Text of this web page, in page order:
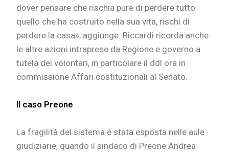
dover pensare che rischia pure di perdere tutto
quello che ha costruito nella sua vita, rischi di
perdere la casa», aggiunge. Riccardi ricorda anche
le altre azioni intraprese da Regione e governo a
tutela dei volontari, in particolare il ddl ora in
commissione Affari costituzionali al Senato.
Il caso Preone
La fragilità del sistema è stata esposta nelle aule
giudiziarie, quando il sindaco di Preone Andrea